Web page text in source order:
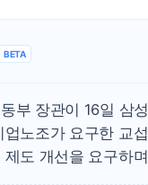
BETA
부 장관이 16일 삼
업노조가 요구한 교
제도 개선을 요구하